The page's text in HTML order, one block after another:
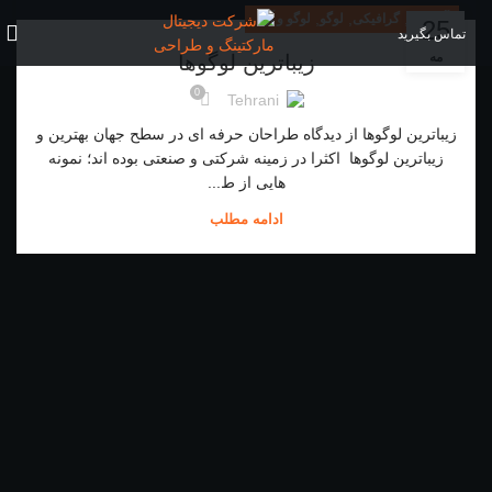
تماس بگیرید
25
مه
آموزش گرافیکی لوگو لوگو و آرم
زیباترین لوگوها
Tehrani
0
زیباترین لوگوها از دیدگاه طراحان حرفه ای در سطح جهان بهترین و
زیباترین لوگوها اکثرا در زمینه شرکتی و صنعتی بوده اند؛ نمونه
هایی از ط...
ادامه مطلب